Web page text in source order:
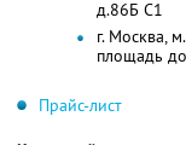
д.86Б С1
г. Москва,
площадь
Прайс-лист